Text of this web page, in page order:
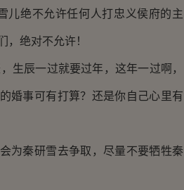
绝不允许任何人打忠义侯府的主
，绝对不允许！
辰一过就要过年，这年一过啊，
婚事可有打算？还是你自己心里有
秦研雪去争取，尽量不要牺牲秦